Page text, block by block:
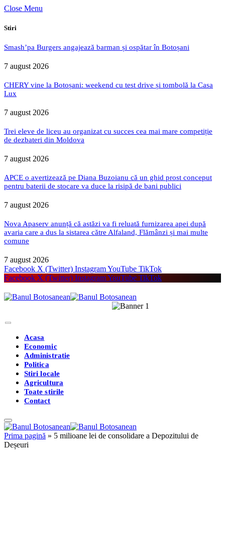
Close Menu
Stiri
Smash’pa Burgers angajează barman și ospătar în Botoșani
7 august 2026
CHERY vine la Botoșani: weekend cu test drive și tombolă la Casa
Lux
7 august 2026
Trei eleve de liceu au organizat cu succes cea mai mare competiție
de dezbateri din Moldova
7 august 2026
APCE o avertizează pe Diana Buzoianu că un ghid prost conceput
pentru baterii de stocare va duce la risipă de bani publici
7 august 2026
Nova Apaserv anunță că astăzi va fi reluată furnizarea apei după
avaria care a dus la sistarea către Alfaland, Flămânzi și mai multe
comune
7 august 2026
Facebook X (Twitter) InstagramYouTube TikTok
Facebook X (Twitter) InstagramYouTube TikTok
Acasa
Economic
Administratie
Politica
Stiri locale
Agricultura
Toate stirile
Contact
Prima pagină » 5 milioane lei de consolidare a Depozitului de
Deșeuri